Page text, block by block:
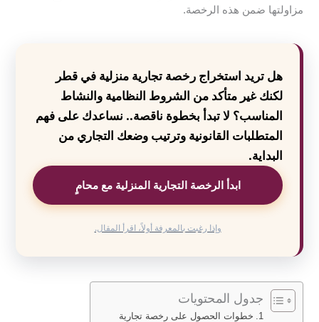
مزاولتها ضمن هذه الرخصة.
هل تريد استخراج رخصة تجارية منزلية في قطر
لكنك غير متأكد من الشروط النظامية والنشاط
المناسب؟ لا تبدأ بخطوة ناقصة.. نساعدك على فهم
المتطلبات القانونية وترتيب وضعك التجاري من
البداية.
ابدأ الرخصة التجارية المنزلية مع محامٍ
وإذا رغبت بالمعرفة أولاً، اقرأ المقال.
جدول المحتويات
خطوات الحصول على رخصة تجارية